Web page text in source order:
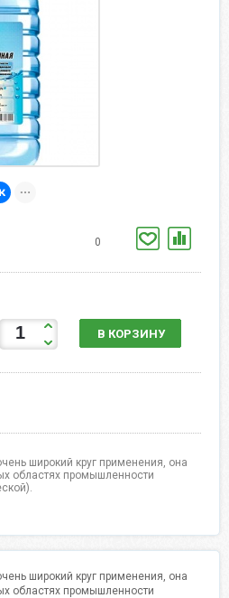
0
В КОРЗИНУ
широкий круг применения, она
областях промышленности
широкий круг применения, она
областях промышленности